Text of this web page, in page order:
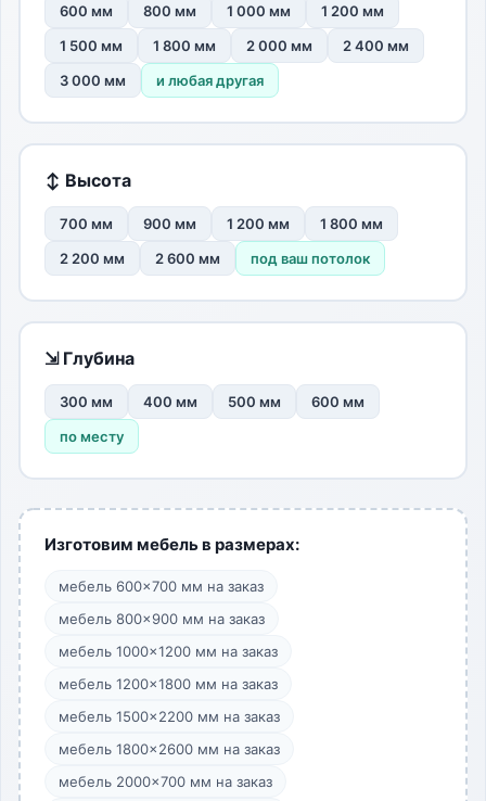
600 мм 800 мм 1 000 мм
1 200 мм
1 500 мм
1 800 мм 2 000 мм
2 400 мм
3 000 мм
и любая другая
↕ Высота
700 мм 900 мм 1 200 мм
1 800 мм
2 200 мм
2 600 мм под ваш потолок
⇲ Глубина
300 мм 400 мм 500 мм
600 мм
по месту
Изготовим мебель в размерах:
мебель 600×700 мм на заказ
мебель 800×900 мм на заказ
мебель 1000×1200 мм на заказ
мебель 1200×1800 мм на заказ
мебель 1500×2200 мм на заказ
мебель 1800×2600 мм на заказ
мебель 2000×700 мм на заказ